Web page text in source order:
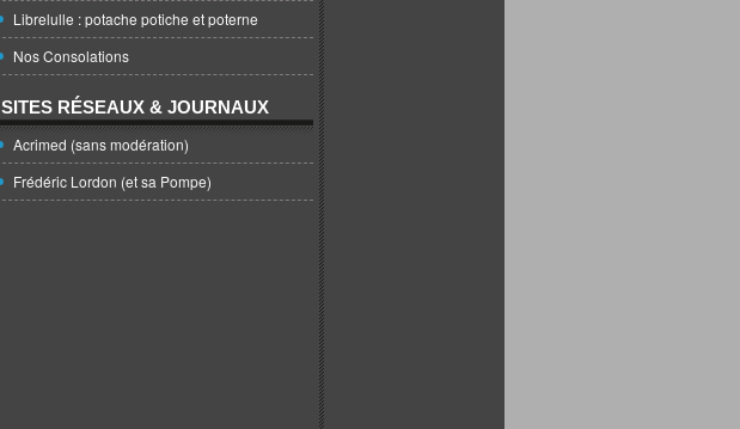
Librelulle : potache potiche et poterne
Nos Consolations
SITES RÉSEAUX & JOURNAUX
Acrimed (sans modération)
Frédéric Lordon (et sa Pompe)